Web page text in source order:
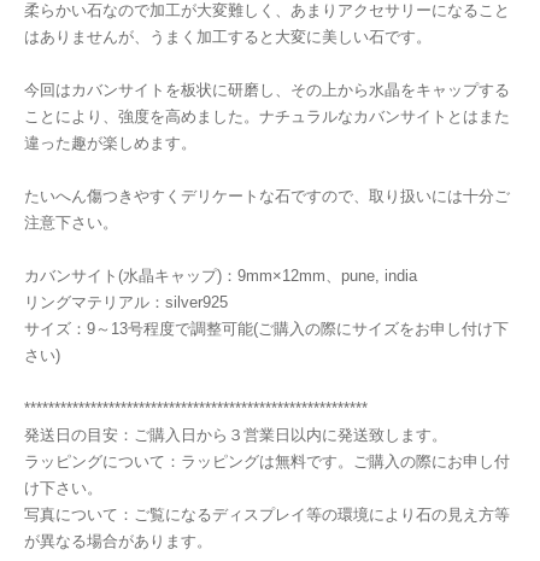
柔らかい石なので加工が大変難しく、あまりアクセサリーになること
はありませんが、うまく加工すると大変に美しい石です。
今回はカバンサイトを板状に研磨し、その上から水晶をキャップする
ことにより、強度を高めました。ナチュラルなカバンサイトとはまた
違った趣が楽しめます。
たいへん傷つきやすくデリケートな石ですので、取り扱いには十分ご
注意下さい。
カバンサイト(水晶キャップ)：9mm×12mm、pune, india
リングマテリアル：silver925
サイズ：9～13号程度で調整可能(ご購入の際にサイズをお申し付け下
さい)
*********************************************************
発送日の目安：ご購入日から３営業日以内に発送致します。
ラッピングについて：ラッピングは無料です。ご購入の際にお申し付
け下さい。
写真について：ご覧になるディスプレイ等の環境により石の見え方等
が異なる場合があります。